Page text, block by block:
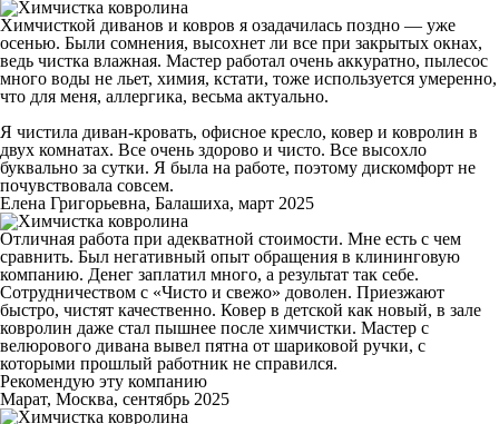
Химчисткой диванов и ковров я озадачилась поздно — уже
осенью. Были сомнения, высохнет ли все при закрытых окнах,
ведь чистка влажная. Мастер работал очень аккуратно, пылесос
много воды не льет, химия, кстати, тоже используется умеренно,
что для меня, аллергика, весьма актуально.
Я чистила диван-кровать, офисное кресло, ковер и ковролин в
двух комнатах. Все очень здорово и чисто. Все высохло
буквально за сутки. Я была на работе, поэтому дискомфорт не
почувствовала совсем.
Елена Григорьевна, Балашиха, март 2025
Отличная работа при адекватной стоимости. Мне есть с чем
сравнить. Был негативный опыт обращения в клининговую
компанию. Денег заплатил много, а результат так себе.
Сотрудничеством с «Чисто и свежо» доволен. Приезжают
быстро, чистят качественно. Ковер в детской как новый, в зале
ковролин даже стал пышнее после химчистки. Мастер с
велюрового дивана вывел пятна от шариковой ручки, с
которыми прошлый работник не справился.
Рекомендую эту компанию
Марат, Москва, сентябрь 2025